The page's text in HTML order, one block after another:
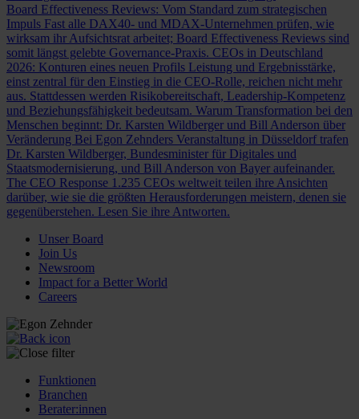
Board Effectiveness Reviews: Vom Standard zum strategischen
Impuls Fast alle DAX40- und MDAX-Unternehmen prüfen, wie
wirksam ihr Aufsichtsrat arbeitet; Board Effectiveness Reviews sind
somit längst gelebte Governance-Praxis. CEOs in Deutschland
2026: Konturen eines neuen Profils Leistung und Ergebnisstärke,
einst zentral für den Einstieg in die CEO-Rolle, reichen nicht mehr
aus. Stattdessen werden Risikobereitschaft, Leadership-Kompetenz
und Beziehungsfähigkeit bedeutsam. Warum Transformation bei den
Menschen beginnt: Dr. Karsten Wildberger und Bill Anderson über
Veränderung Bei Egon Zehnders Veranstaltung in Düsseldorf trafen
Dr. Karsten Wildberger, Bundesminister für Digitales und
Staatsmodernisierung, und Bill Anderson von Bayer aufeinander.
The CEO Response 1.235 CEOs weltweit teilen ihre Ansichten
darüber, wie sie die größten Herausforderungen meistern, denen sie
gegenüberstehen. Lesen Sie ihre Antworten.
Unser Board
Join Us
Newsroom
Impact for a Better World
Careers
Funktionen
Branchen
Berater:innen